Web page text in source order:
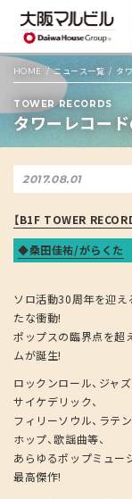
HOME ニュース一覧 タ
TOWER RECORDS
タワーレコー
2017.08.01
【B1F TOWER
◆桑田佳祐/がらくた
ソロ活動30周年を迎え
たな衝動!
ポップスの臨界点を超
ムが誕生!
ロックンロール、ジャズ
サイケデリック、
フィリーソウル、ラテ
ホップ、歌謡曲等、
あらゆるポップミュー
最高傑作!